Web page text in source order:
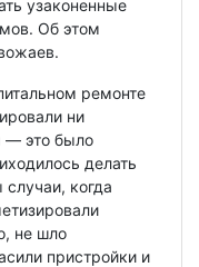
узаконенные
Об этом
ремонте
ни
— это было
делать
когда
не шло
пристройки и